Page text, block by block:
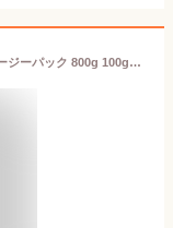
【楽天4位】 冷凍 サンバゾン アサイースムージーパック 800g 100g×8袋 無添加 無加糖 冷凍アサイー スーパーフード オーガニック 有機JAS認証 アサイーボウル スムージー フルーツピューレ ダイエット 健康 美容 朝食 栄養補助食品 SAMBAZON acai ポリフェノール 送料無料